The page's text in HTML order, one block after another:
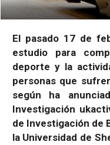
El pasado 17 de
estudio para
deporte y la
personas que
según ha
Investigación
de Investigación de
la Universidad de